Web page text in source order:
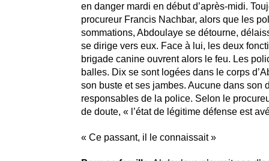
en danger mardi en début d’après-midi.
procureur Francis Nachbar, alors que les
sommations, Abdoulaye se détourne,
se dirige vers eux. Face à lui, les deux
brigade canine ouvrent alors le feu. Les
balles. Dix se sont logées dans le corps
son buste et ses jambes. Aucune dans son
responsables de la police. Selon le
de doute, « l’état de légitime défense est
« Ce passant, il le connaissait »